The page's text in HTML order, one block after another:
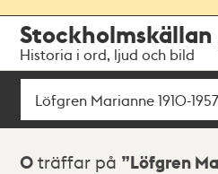
navigationen
huvudinnehållet
Stockholmskällan
Historia i ord, ljud och bild
Sök
Sökresultat
0 träffar på Löfgren